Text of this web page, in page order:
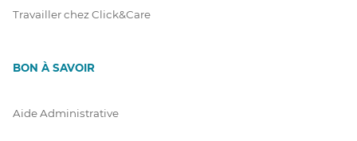
Travailler chez Click&Care
BON À SAVOIR
Aide Administrative